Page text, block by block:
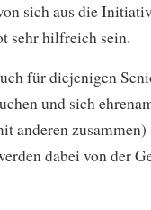
sich aus die
sehr hilfreich sein.
für diejenigen
und sich
anderen zusammen)
dabei von der